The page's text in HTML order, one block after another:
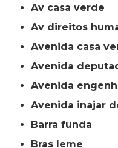
av casa verde
av direitos
avenida casa
avenida
avenida
avenida inajar
barra funda
bras leme